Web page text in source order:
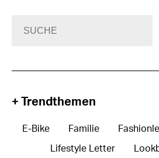
+ Trendthemen
E-Bike Familie
Lifestyle Letter